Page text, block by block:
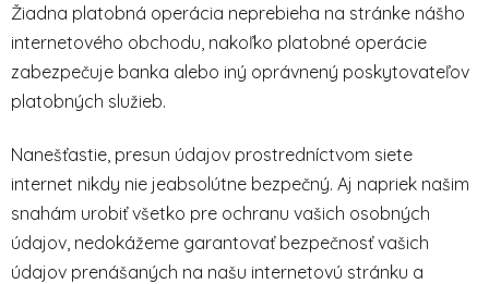
Žiadna platobná operácia neprebieha na stránke nášho
internetového obchodu, nakoľko platobné operácie
zabezpečuje banka alebo iný oprávnený poskytovateľov
platobných služieb.
Nanešťastie, presun údajov prostredníctvom siete
internet nikdy nie jeabsolútne bezpečný. Aj napriek našim
snahám urobiť všetko pre ochranu vašich osobných
údajov, nedokážeme garantovať bezpečnosť vašich
údajov prenášaných na našu internetovú stránku a